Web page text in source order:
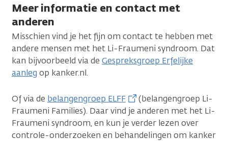
Meer informatie en contact met
anderen
Misschien vind je het fijn om contact te hebben met
andere mensen met het Li-Fraumeni syndroom. Dat
kan bijvoorbeeld via de Gespreksgroep Erfelijke
aanleg op kanker.nl.
Of via de belangengroep ELFF
(belangengroep Li-
Fraumeni Families). Daar vind je anderen met het Li-
Fraumeni syndroom, en kun je verder lezen over
controle-onderzoeken en behandelingen om kanker